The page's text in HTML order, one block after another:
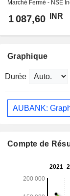
Marché Fermé - NSE
1 087,60 INR
Graphique
Durée
AUBANK:
Compte de